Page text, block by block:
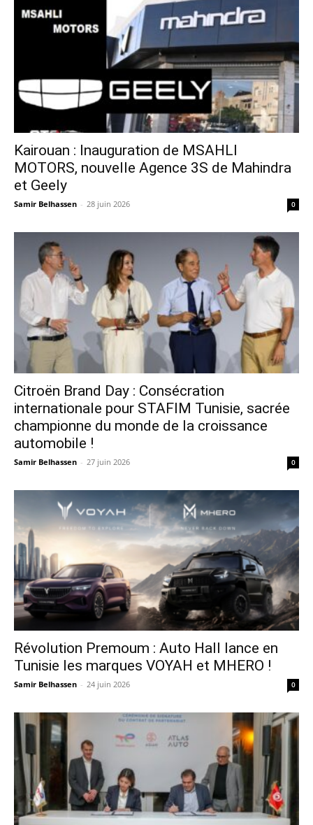
Kairouan : Inauguration de MSAHLI
MOTORS, nouvelle Agence 3S de Mahindra
et Geely
Samir Belhassen - 28 juin 2026 0
Citroën Brand Day : Consécration
internationale pour STAFIM Tunisie, sacrée
championne du monde de la croissance
automobile !
Samir Belhassen - 27 juin 2026 0
Révolution Premoum : Auto Hall lance en
Tunisie les marques VOYAH et MHERO !
Samir Belhassen - 24 juin 2026 0